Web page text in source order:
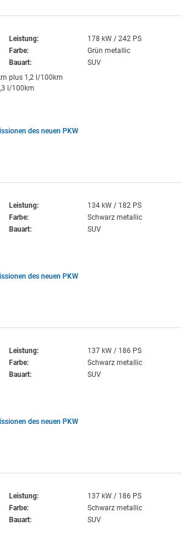
Leistung:
178 kW / 242 PS
Farbe:
Grün metallic
Bauart:
SUV
plus 1,2 l/100km
l/100km
des neuen PKW
Leistung:
134 kW / 182 PS
Farbe:
Schwarz metallic
Bauart:
SUV
des neuen PKW
Leistung:
137 kW / 186 PS
Farbe:
Schwarz metallic
Bauart:
SUV
des neuen PKW
Leistung:
137 kW / 186 PS
Farbe:
Schwarz metallic
Bauart:
SUV